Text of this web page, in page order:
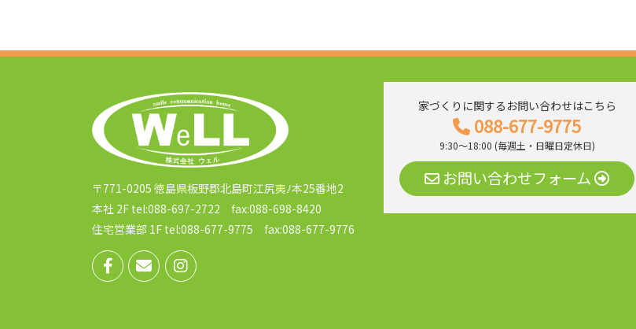
〒771-0205 徳島県板野郡北島町江尻夷ﾉ本25番地2
本社 2F tel:088-697-2722 fax:088-698-8420
住宅営業部 1F tel:088-677-9775 fax:088-677-9776
家づくりに関するお問い合わせはこちら
088-677-9775
9:30～18:00 (毎週土・日曜日定休日)
お問い合わせフォーム